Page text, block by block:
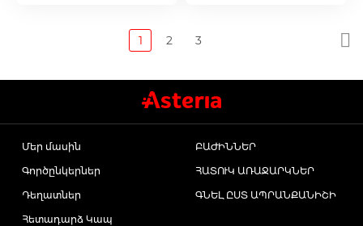
1 2 3
ԲԱԺԻՆՆԵՐ
ՀԱՏՈՒԿ ԱՌԱՋԱՐԿՆԵՐ
ԳՆԵԼ ԸՍՏ ԱՊՐԱՆՔԱՆԻՇԻ
Մեր մասին
Գործընկերներ
Դեղատներ
Հետադարձ Կապ